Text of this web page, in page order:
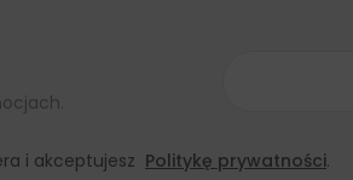
i akceptujesz Politykę prywatności.